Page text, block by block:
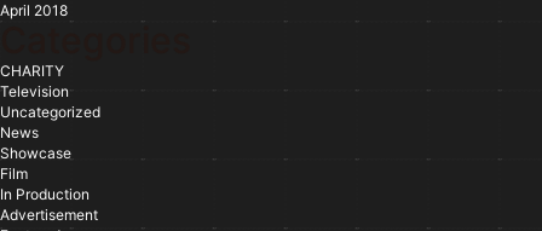
April 2018
CHARITY
Television
Uncategorized
News
Showcase
Film
In Production
Advertisement